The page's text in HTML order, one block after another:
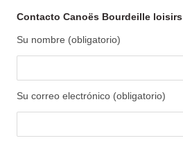
Contacto Canoës Bourdeille loisirs
Su nombre (obligatorio)
Su correo electrónico (obligatorio)